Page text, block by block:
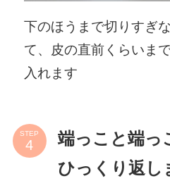
下のほうまで切りすぎ
て、皮の直前くらいま
入れます
STEP
端っこと端っ
ひっくり返し